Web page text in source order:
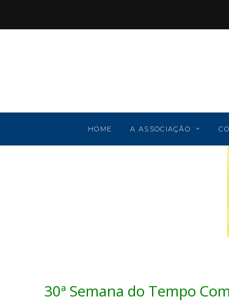
HOME A ASSOCIAÇÃO
30ª Semana do Tempo